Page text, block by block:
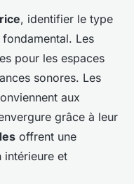
, identifier le type
Les
pour les espaces
sonores. Les
aux
grâce à leur
offrent une
intérieure et